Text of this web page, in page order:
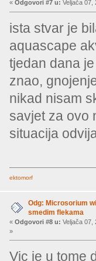
« Odgovori #7 u: Veljača 07,
ista stvar je
aquascape
tjedan dana
znao,
nikad nisam
savjet za ovo
situacija
ektomorf
Odg: Microsorium
smedim flekama
« Odgovori #8 u: Veljača 07,
»
Vic je u tome